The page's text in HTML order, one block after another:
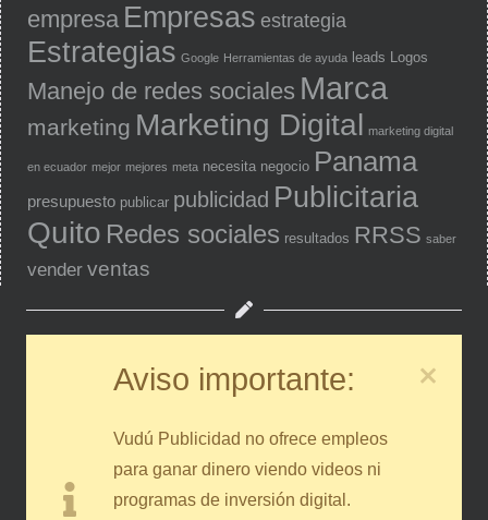
empresa Empresas estrategia
Estrategias Google Herramientas de ayuda leads Logos
Manejo de redes sociales Marca
marketing Marketing Digital marketing digital
en ecuador mejor mejores meta necesita negocio Panama
presupuesto publicar publicidad Publicitaria
Quito Redes sociales resultados RRSS saber
vender ventas
Aviso importante:
Vudú Publicidad no ofrece empleos
para ganar dinero viendo videos ni
programas de inversión digital.